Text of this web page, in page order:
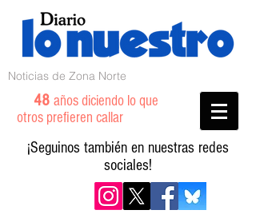
Noticias de Zona Norte
48 años diciendo lo que
otros prefieren callar
¡Seguinos también en nuestras redes
sociales!